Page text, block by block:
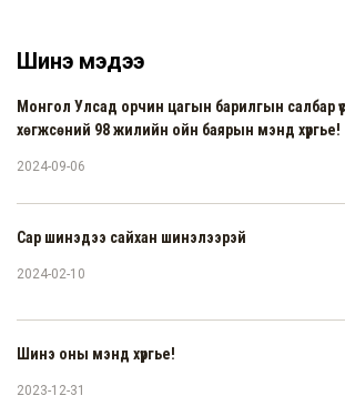
Шинэ мэдээ
Монгол Улсад орчин цагын барилгын салбар
хөгжсөний 98 жилийн ойн баярын мэнд хүргье!
2024-09-06
Сар шинэдээ сайхан шинэлээрэй
2024-02-10
Шинэ оны мэнд хүргье!
2023-12-31